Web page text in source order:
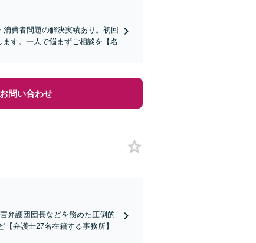
費者問題の解決実績あり。初回
す。一人で悩まずご相談を【名
問い合わせ
弁護団団長などを務めた圧倒的
弁護士27名在籍する事務所】